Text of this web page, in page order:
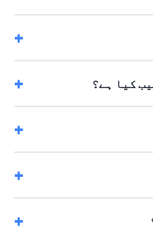
کیا ہے؟